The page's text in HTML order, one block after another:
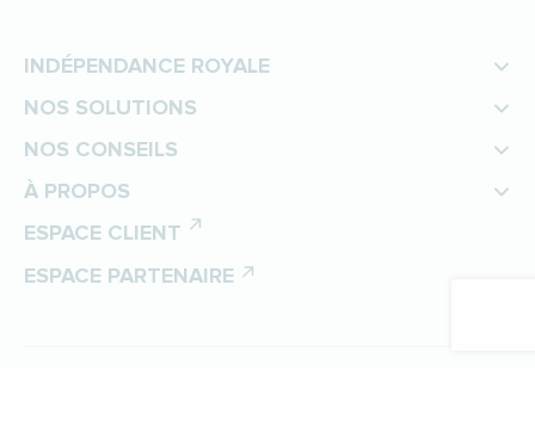
INDÉPENDANCE ROYALE
NOS SOLUTIONS
NOS CONSEILS
À PROPOS
ESPACE CLIENT
ESPACE PARTENAIRE